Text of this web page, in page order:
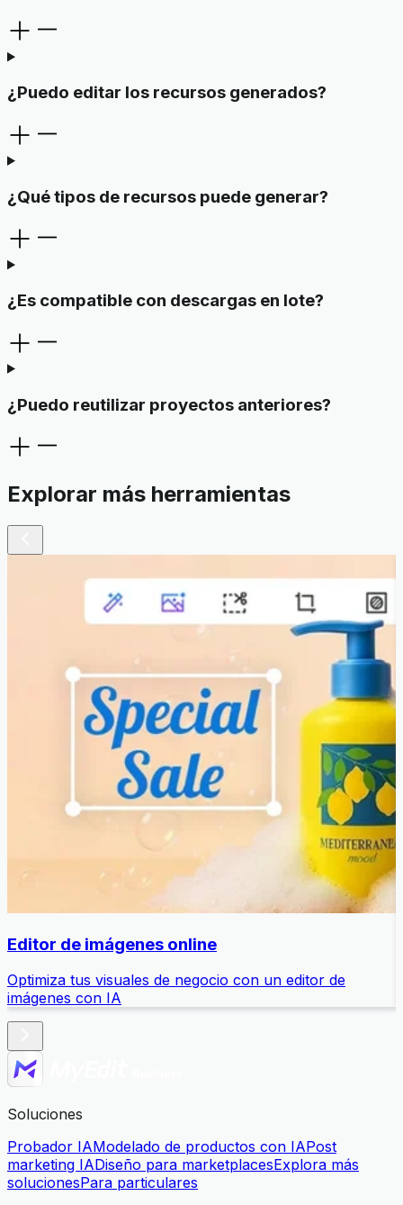
¿Puedo editar los recursos generados?
¿Qué tipos de recursos puede generar?
¿Es compatible con descargas en lote?
¿Puedo reutilizar proyectos anteriores?
Explorar más herramientas
Editor de imágenes online
Optimiza tus visuales de negocio con un editor de
imágenes con IA
Soluciones
Probador IAModelado de productos con IAPost
marketing IADiseño para marketplacesExplora más
solucionesPara particulares